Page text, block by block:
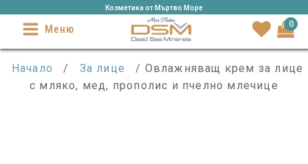
Козметика от Mъртво Море
Меню 0
Начало / За лице
/ Овлажняващ крем за лице
с мляко, мед, прополис и пчелно млечице